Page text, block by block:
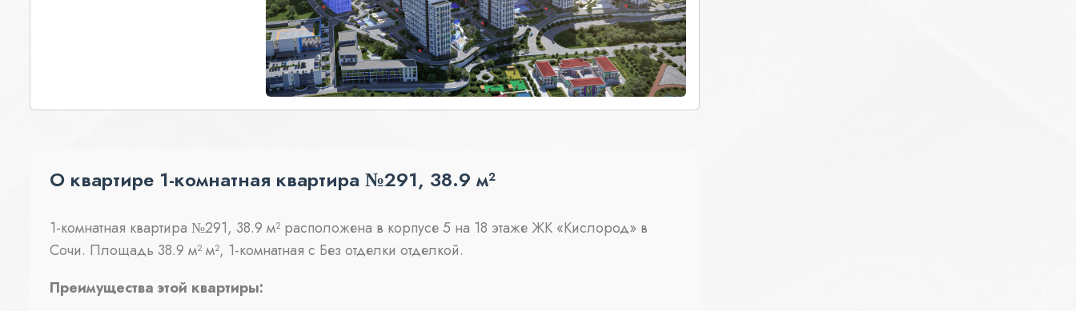
О квартире 1-комнатная квартира №291, 38.9 м²
1-комнатная квартира №291, 38.9 м² расположена в корпусе 5 на 18 этаже ЖК «Кислород» в
Сочи. Площадь 38.9 м² м², 1-комнатная с Без отделки отделкой.
Преимущества этой квартиры: